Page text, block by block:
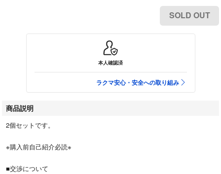
SOLD OUT
本人確認済
ラクマ安心・安全への取り組み
商品説明
2個セットです。
※購入前自己紹介必読※
■交渉について